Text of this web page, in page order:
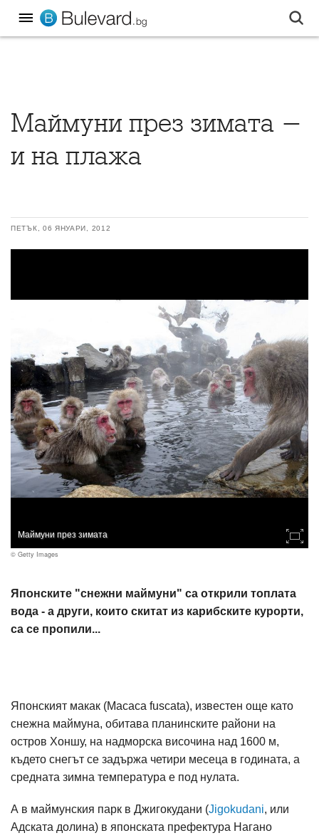
Маймуни през зимата -
и на плажа
ПЕТЪК, 06 ЯНУАРИ, 2012
Маймуни през зимата
© Getty Images
Японските "снежни маймуни" са открили топлата
вода - а други, които скитат из карибските курорти,
са се пропили...
Японският макак (Macaca fuscata), известен още като
снежна маймуна, обитава планинските райони на
остров Хоншу, на надморска височина над 1600 м,
където снегът се задържа четири месеца в годината, а
средната зимна температура е под нулата.
А в маймунския парк в Джигокудани (Jigokudani, или
Адската долина) в японската префектура Нагано